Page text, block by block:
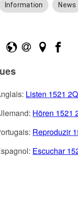
Information News
Listen 1521
Hören 1521
Reproduzir
Escuchar